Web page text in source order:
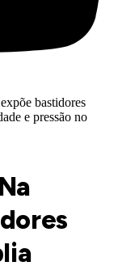
bastidores
e pressão no